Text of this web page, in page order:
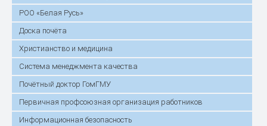
РОО «Белая Русь»
Доска почёта
Христианство и медицина
Система менеджмента качества
Почётный доктор ГомГМУ
Первичная профсоюзная организация работников
Информационная безопасность